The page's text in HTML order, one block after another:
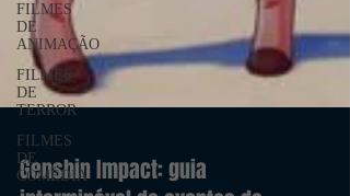
FILMES
DE
ANIMAÇÃO
FILMES
DE
TERROR
FILMES
DE
COMÉDIA